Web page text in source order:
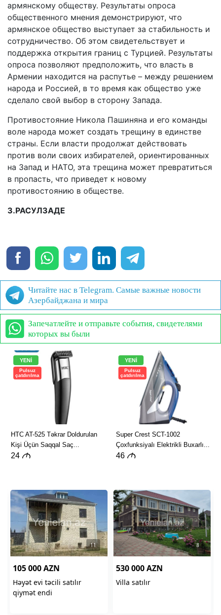
армянскому обществу. Результаты опроса
общественного мнения демонстрируют, что
армянское общество выступает за стабильность и
сотрудничество. Об этом свидетельствует и
поддержка открытия границ с Турцией. Результаты
опроса позволяют предположить, что власть в
Армении находится на распутье – между решением
народа и Россией, в то время как общество уже
сделало свой выбор в сторону Запада.
Противостояние Никола Пашиняна и его команды
воле народа может создать трещину в единстве
страны. Если власти продолжат действовать
против воли своих избирателей, ориентированных
на Запад и НАТО, эта трещина может превратиться
в пропасть, что приведет к новому
противостоянию в обществе.
З.РАСУЛЗАДЕ
Читайте нас в Telegram. Самые важные новости
Азербайджана и мира
Запечатлейте и отправьте события, свидетелями
которых вы были